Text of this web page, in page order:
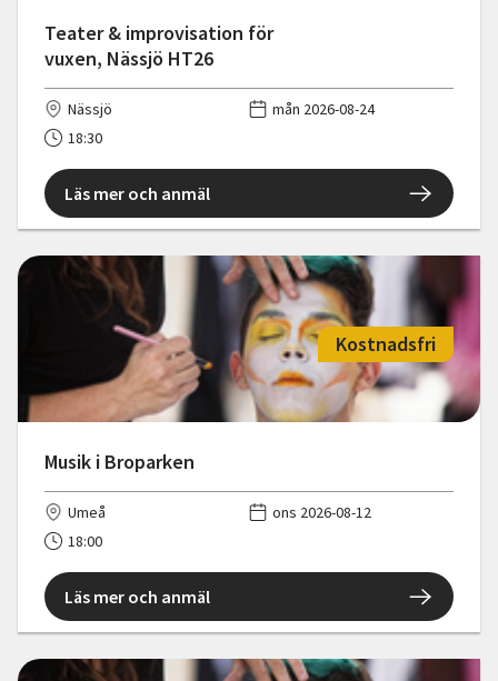
Teater & improvisation för
vuxen, Nässjö HT26
Nässjö
mån 2026-08-24
18:30
Läs mer och anmäl
Musik i Broparken
Kostnadsfri
Umeå
ons 2026-08-12
18:00
Läs mer och anmäl